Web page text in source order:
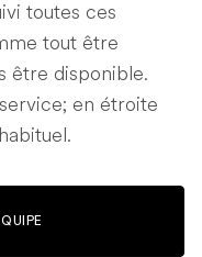
toutes ces
tout être
être disponible.
en étroite